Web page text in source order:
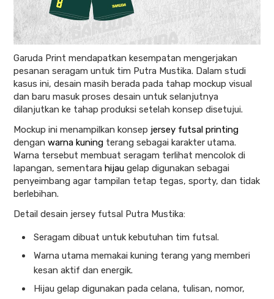
Garuda Print mendapatkan kesempatan mengerjakan
pesanan seragam untuk tim Putra Mustika. Dalam studi
kasus ini, desain masih berada pada tahap mockup visual
dan baru masuk proses desain untuk selanjutnya
dilanjutkan ke tahap produksi setelah konsep disetujui.
Mockup ini menampilkan konsep jersey futsal printing
dengan warna kuning terang sebagai karakter utama.
Warna tersebut membuat seragam terlihat mencolok di
lapangan, sementara hijau gelap digunakan sebagai
penyeimbang agar tampilan tetap tegas, sporty, dan tidak
berlebihan.
Detail desain jersey futsal Putra Mustika:
Seragam dibuat untuk kebutuhan tim futsal.
Warna utama memakai kuning terang yang memberi
kesan aktif dan energik.
Hijau gelap digunakan pada celana, tulisan, nomor,